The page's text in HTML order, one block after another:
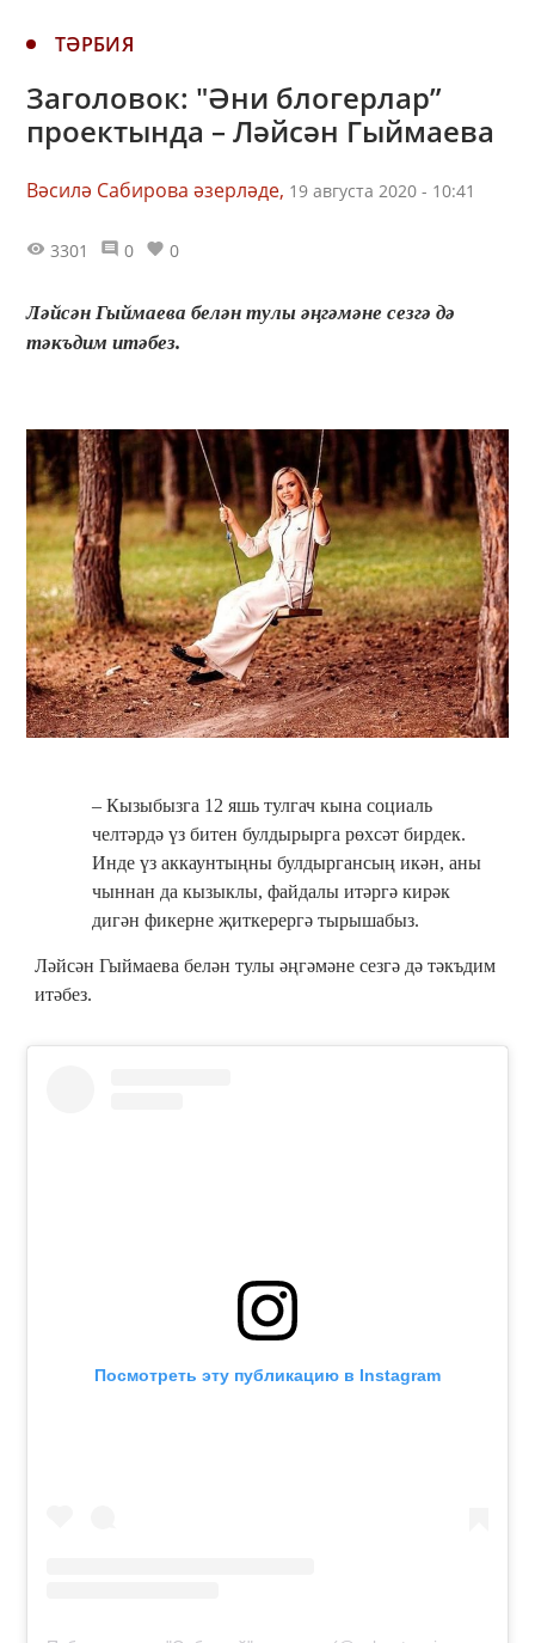
ТӘРБИЯ
Заголовок: "Әни блогерлар”
проектында – Ләйсән Гыймаева
Вәсилә Сабирова әзерләде, 19 августа 2020 - 10:41
3301 0 0
Ләйсән Гыймаева белән тулы әңгәмәне сезгә дә
тәкъдим итәбез.
– Кызыбызга 12 яшь тулгач кына социаль
челтәрдә үз битен булдырырга рөхсәт бирдек.
Инде үз аккаунтыңны булдыргансың икән, аны
чыннан да кызыклы, файдалы итәргә кирәк
дигән фикерне җиткерергә тырышабыз.
Ләйсән Гыймаева белән тулы әңгәмәне сезгә дә тәкъдим
итәбез.
Посмотреть эту публикацию в Instagram